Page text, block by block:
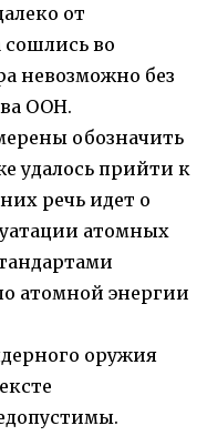
от
во
невозможно без
ООН.
обозначить
удалось прийти к
речь идет о
атомных
атомной энергии
оружия